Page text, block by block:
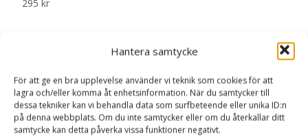
Hantera samtycke
För att ge en bra upplevelse använder vi teknik som cookies för att
lagra och/eller komma åt enhetsinformation. När du samtycker till
dessa tekniker kan vi behandla data som surfbeteende eller unika ID:n
på denna webbplats. Om du inte samtycker eller om du återkallar ditt
samtycke kan detta påverka vissa funktioner negativt.
295 kr
Läs mer här